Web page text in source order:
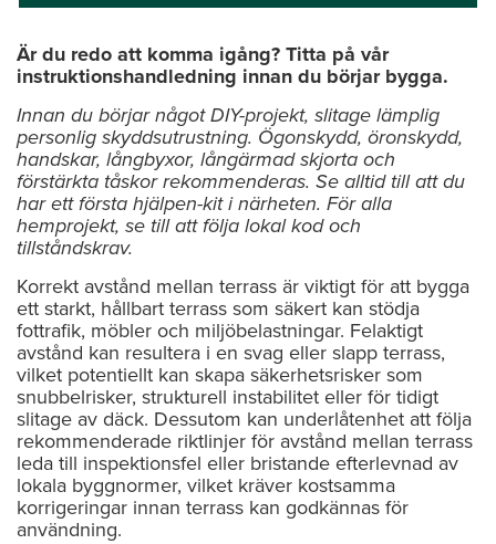
Är du redo att komma igång? Titta på vår
instruktionshandledning innan du börjar bygga.
Innan du börjar något DIY-projekt, slitage lämplig
personlig skyddsutrustning. Ögonskydd, öronskydd,
handskar, långbyxor, långärmad skjorta och
förstärkta tåskor rekommenderas. Se alltid till att du
har ett första hjälpen-kit i närheten. För alla
hemprojekt, se till att följa lokal kod och
tillståndskrav.
Korrekt avstånd mellan terrass är viktigt för att bygga
ett starkt, hållbart terrass som säkert kan stödja
fottrafik, möbler och miljöbelastningar. Felaktigt
avstånd kan resultera i en svag eller slapp terrass,
vilket potentiellt kan skapa säkerhetsrisker som
snubbelrisker, strukturell instabilitet eller för tidigt
slitage av däck. Dessutom kan underlåtenhet att följa
rekommenderade riktlinjer för avstånd mellan terrass
leda till inspektionsfel eller bristande efterlevnad av
lokala byggnormer, vilket kräver kostsamma
korrigeringar innan terrass kan godkännas för
användning.